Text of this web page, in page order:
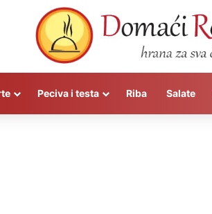
Peciva i testa Riba Salate